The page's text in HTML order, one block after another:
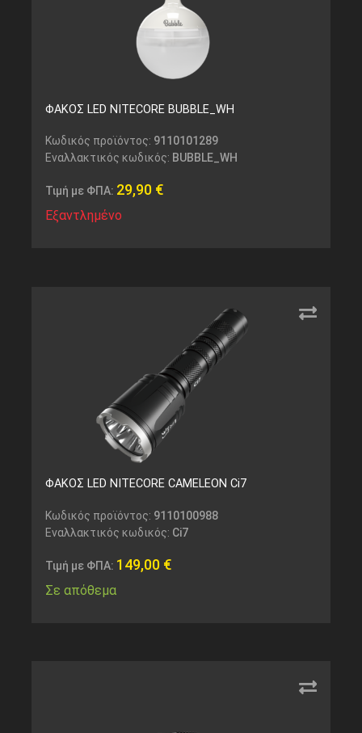
ΦΑΚΟΣ LED NITECORE BUBBLE_WH
Κωδικός προϊόντος: 9110101289
Εναλλακτικός κωδικός: BUBBLE_WH
Τιμή με ΦΠΑ: 29,90 €
Εξαντλημένο
ΦΑΚΟΣ LED NITECORE CAMELEON Ci7
Κωδικός προϊόντος: 9110100988
Εναλλακτικός κωδικός: Ci7
Τιμή με ΦΠΑ: 149,00 €
Σε απόθεμα